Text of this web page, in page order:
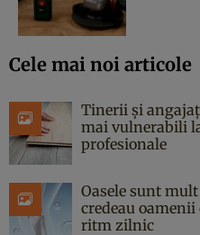
Cele mai noi articole
Tinerii și
mai vulnerabili
profesionale
Oasele sunt
credeau
ritm zilnic